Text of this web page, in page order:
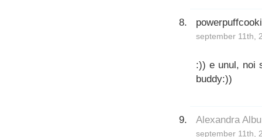
september 11th,
:)) e unul, noi
buddy:))
Alexandra Albu
september 11th,